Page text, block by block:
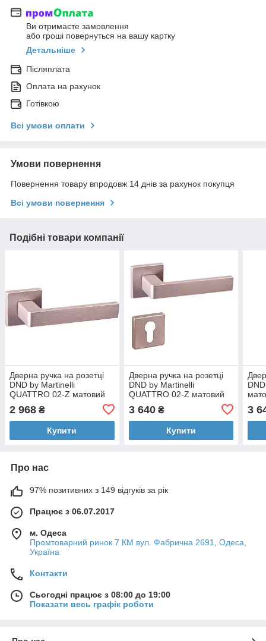
Ви отримаєте замовлення
або гроші повернуться на вашу картку
Детальніше
Післяплата
Оплата на рахунок
Готівкою
Всі умови оплати
Умови повернення
Повернення товару впродовж 14 днів за рахунок покупця
Всі умови повернення
Подібні товари компанії
Дверна ручка на розетці
DND by Martinelli
QUATTRO 02-Z матовий
2 968 ₴
Купити
Дверна ручка на розетці
DND by Martinelli
QUATTRO 02-Z матовий
циліндр) 264/14-ZY-ZNS
3 640₴
Купити
ZCS
3
Про нас
97% позитивних з 149 відгуків за рік
Працює з 06.07.2017
м. Одеса
Промтоварний ринок 7 КМ вул. Фабрична 2691, Одеса,
Україна
Контакти
Сьогодні працює з 08:00 до 19:00
Показати весь графік роботи